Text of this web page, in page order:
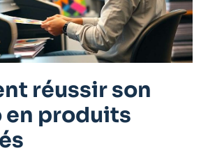
réussir son
en produits